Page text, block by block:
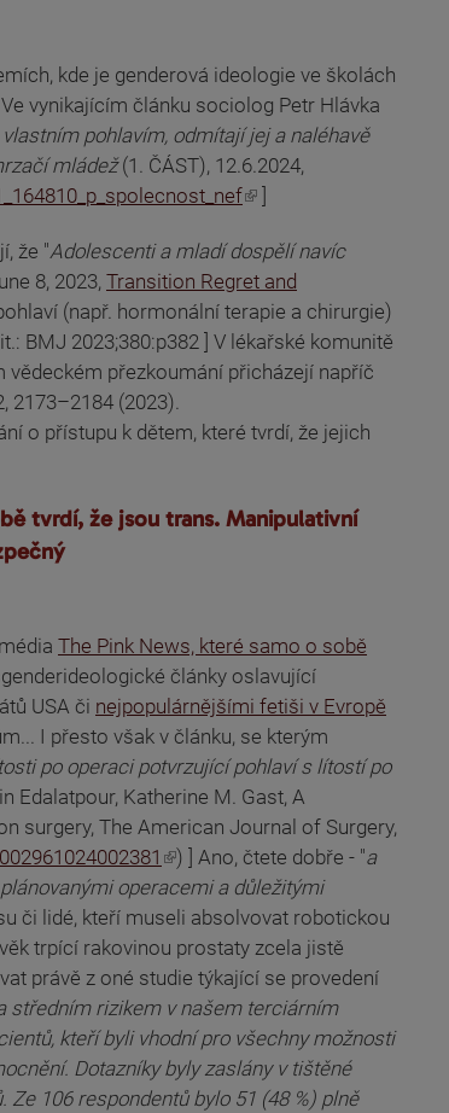
kde je genderová ideologie ve školách
vynikajícím článku sociolog Petr Hlávka
pohlavím, odmítají jej a naléhavě
mládež(1. ČÁST), 12.6.2024,
že "Adolescenti a mladí dospělí navíc
8, 2023, Transition Regret and
(např. hormonální terapie a chirurgie)
BMJ 2023;380:p382 ] V lékařské komunitě
přezkoumání přicházejí napříč
2173–2184 (2023).
o přístupu k dětem, které tvrdí, že jejich
tvrdí, že jsou trans. Manipulativní
The Pink News, které samo o sobě
články oslavující
USA či nejpopulárnějšími fetiši v Evropě
I přesto však v článku, se kterým
po operaci potvrzující pohlaví s lítostí po
Edalatpour, Katherine M. Gast, A
surgery, The American Journal of Surgery,
) ] Ano, čtete dobře - "a
operacemi a důležitými
či lidé, kteří museli absolvovat robotickou
trpící rakovinou prostaty zcela jistě
právě z oné studie týkající se provedení
středním rizikem v našem terciárním
kteří byli vhodní pro všechny možnosti
Dotazníky byly zaslány v tištěné
106 respondentů bylo 51 (48 %) plně